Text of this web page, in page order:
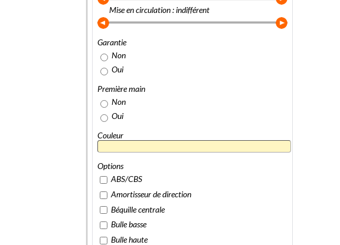
Mise en circulation : indifférent
Garantie
Non
Oui
Première main
Non
Oui
Couleur
Options
ABS/CBS
Amortisseur de direction
Béquille centrale
Bulle basse
Bulle haute